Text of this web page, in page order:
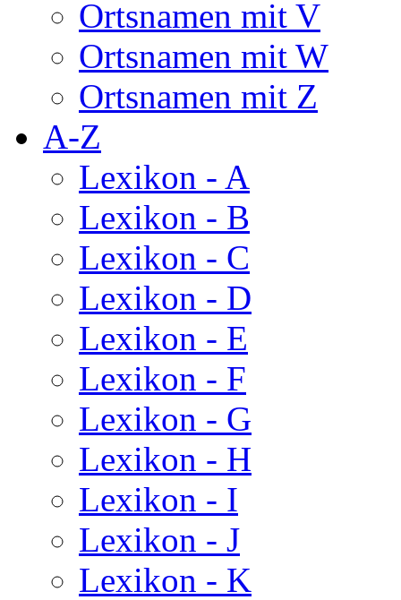
Ortsnamen mit V
Ortsnamen mit W
Ortsnamen mit Z
A-Z
Lexikon - A
Lexikon - B
Lexikon - C
Lexikon - D
Lexikon - E
Lexikon - F
Lexikon - G
Lexikon - H
Lexikon - I
Lexikon - J
Lexikon - K